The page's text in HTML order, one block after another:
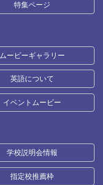
特集ページ
ムービーギャラリー
英語について
イベントムービー
学校説明会情報
指定校推薦枠